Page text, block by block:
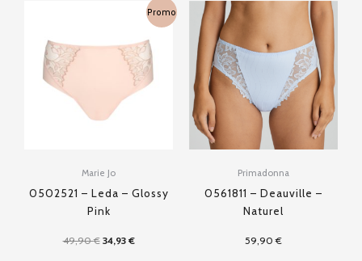
Promo
Marie Jo
0502521 – Leda – Glossy
Pink
49,90€
était :
49,90 €.
34,93 €
prix
est :
34,93 €.
Primadonna
0561811 – Deauville –
Naturel
59,90€